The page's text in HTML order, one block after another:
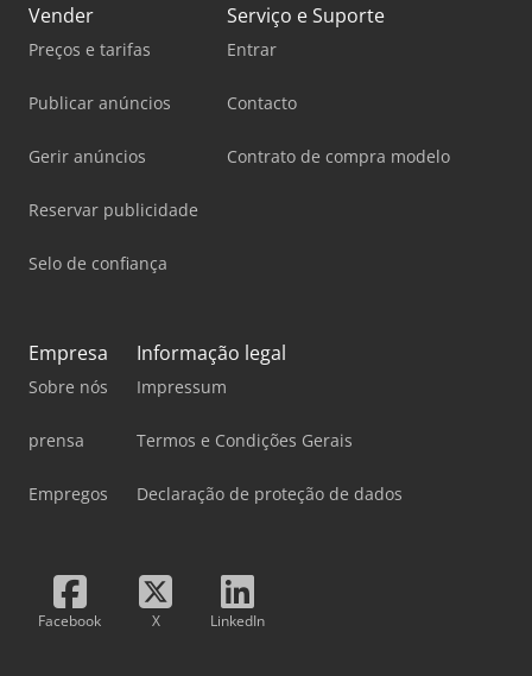
Vender
Preços e tarifas
Publicar anúncios
Gerir anúncios
Reservar publicidade
Selo de confiança
Serviço e Suporte
Entrar
Contacto
Contrato de compra modelo
Empresa
Sobre nós
prensa
Empregos
Informação legal
Impressum
Termos e Condições Gerais
Declaração de proteção de dados
Facebook X LinkedIn